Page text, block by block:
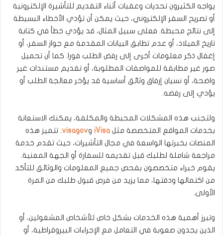
يواجه الكثيرون تحديات وعقبات أثناء التقديم للتأشيرة الإلكترونية
أو تصريح السفر الإلكتروني، حيث يمكن أن تؤدي الأخطاء البسيطة
إلى نتائج محبطة. فعلى سبيل المثال، قد يؤدي خطأ في كتابة
تاريخ الميلاد، أو عدم تطابق البيانات المقدمة مع جواز السفر، أو
إغفال ذكر معلومات أخرى إلى رفض الطلب فورا. كما أن تحميل
صور غير مطابقة للمواصفات المطلوبة، أو تقديم مستندات غير
واضحة، أو نسيان إرفاق وثائق أساسية قد يؤخر معالجة الطلب أو
يؤدي إلى رفضه.
ولتجنب هذه المشكلات المحبطة والمكلفة، يمكنك الاستعانة
بخدمات المواقع المتخصصة مثل iVisa وvisagov. تتميز هذه
المنصات بخبرتها الواسعة في مجال التأشيرات، حيث تقدم خدمة
مراجعة شاملة لطلبك قبل تقديمه للسفارة أو الجهة المعنية.
يقوم خبراء متخصصون بفحص جميع المعلومات والوثائق للتأكد
من اكتمالها ودقتها، مما يزيد من فرص قبول طلبك من المرة
الأولى.
وتبرز أهمية هذه الخدمات بشكل خاص للأشخاص المشغولين، أو
الذين يجدون صعوبة في التعامل مع الإجراءات البيروقراطية، أو